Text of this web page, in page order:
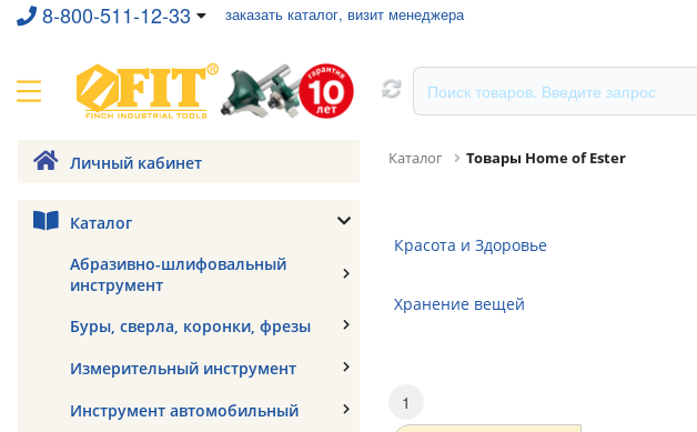
8-800-511-12-33 заказать каталог, визит менеджера
Личный кабинет
Каталог
Абразивно-шлифовальный
инструмент
Буры, сверла, коронки, фрезы
Измерительный инструмент
Инструмент автомобильный
Каталог Товары Home of Ester
Красота и Здоровье
Хранение вещей
1